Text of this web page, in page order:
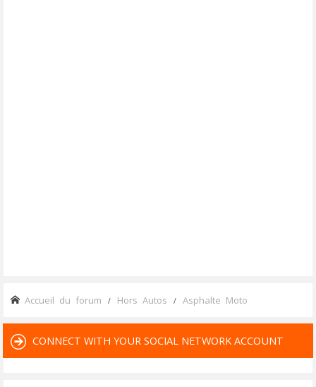
Accueil du forum Hors Autos Asphalte Moto
CONNECT WITH YOUR SOCIAL NETWORK ACCOUNT